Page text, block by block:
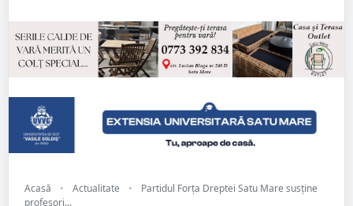
Acasă • Actualitate •
Partidul Forța Dreptei Satu Mare susține
profesori...